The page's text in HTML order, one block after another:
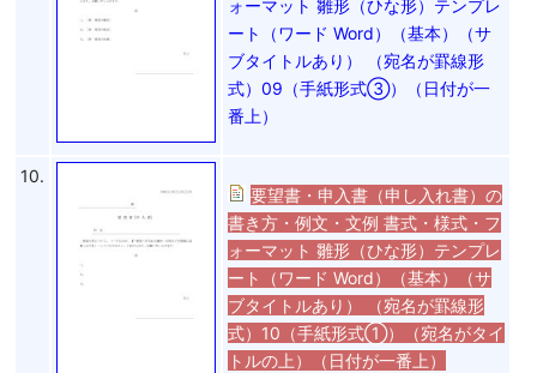
ォーマット 雛形（ひな形）テンプレ
ート（ワード Word）（基本）（サ
ブタイトルあり） （宛名が罫線形
式）09（手紙形式③）（日付が一
番上）
10.
要望書・申入書（申し入れ書）の
書き方・例文・文例 書式・様式・フ
ォーマット 雛形（ひな形）テンプレ
ート（ワード Word）（基本）（サ
ブタイトルあり） （宛名が罫線形
式）10（手紙形式①）（宛名がタイ
トルの上）（日付が一番上）